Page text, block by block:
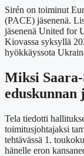
Sirén on toiminut
(PACE) jäsenenä.
jäsenenä United for
Kiovassa syksyllä
hyökkäyssota
Miksi
Tela tiedotti
toimitusjohtajaksi
tehtävässä 1.
hänelle eron